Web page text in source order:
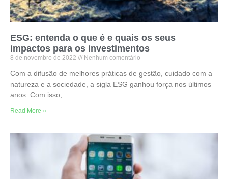
ESG: entenda o que é e quais os seus
impactos para os investimentos
8 de novembro de 2022 Nenhum comentário
Com a difusão de melhores práticas de gestão, cuidado com a
natureza e a sociedade, a sigla ESG ganhou força nos últimos
anos. Com isso,
Read More »